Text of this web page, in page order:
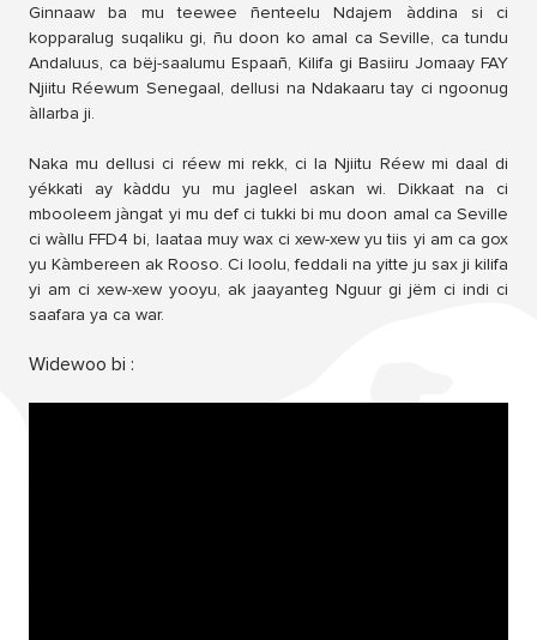
Ginnaaw ba mu teewee ñenteelu Ndajem àddina si ci
kopparalug suqaliku gi, ñu doon ko amal ca Seville, ca tundu
Andaluus, ca bëj-saalumu Espaañ, Kilifa gi Basiiru Jomaay FAY
Njiitu Réewum Senegaal, dellusi na Ndakaaru tay ci ngoonug
àllarba ji.
Naka mu dellusi ci réew mi rekk, ci la Njiitu Réew mi daal di
yékkati ay kàddu yu mu jagleel askan wi. Dikkaat na ci
mbooleem jàngat yi mu def ci tukki bi mu doon amal ca Seville
ci wàllu FFD4 bi, laataa muy wax ci xew-xew yu tiis yi am ca gox
yu Kàmbereen ak Rooso. Ci loolu, feddali na yitte ju sax ji kilifa
yi am ci xew-xew yooyu, ak jaayanteg Nguur gi jëm ci indi ci
saafara ya ca war.
Widewoo bi :